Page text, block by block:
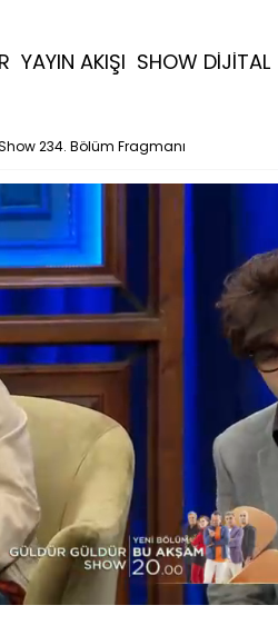
YAYIN AKIŞI SHOW DİJİTAL
234. Bölüm Fragmanı
:
Oynatma
Hızı